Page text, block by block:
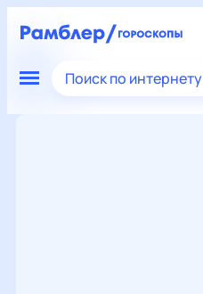
Поиск по интернету